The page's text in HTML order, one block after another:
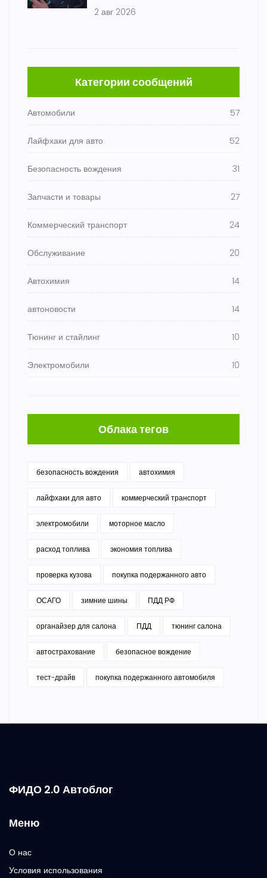
2 авг 2026
Категории сообщений
Автомобили 57
Лайфхаки для авто 52
Безопасность вождения 31
Запчасти и товары 27
Коммерческий транспорт 24
Обслуживание 20
Автохимия 14
автоновости 14
Тюнинг и стайлинг 10
Электромобили 10
Облака тегов
безопасность вождения автохимия
лайфхаки для авто коммерческий транспорт
электромобили моторное масло
расход топлива экономия топлива
проверка кузова покупка подержанного авто
ОСАГО зимние шины ПДД РФ
органайзер для салона ПДД тюнинг салона
автострахование безопасное вождение
тест-драйв покупка подержанного автомобиля
ФИДО 2.0 Автоблог
Меню
О нас
Условия использования